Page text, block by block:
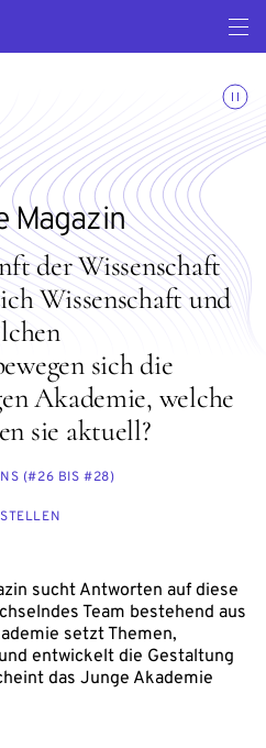
Menü
Magazin
der Wissenschaft
Wissenschaft und
sich die
Akademie, welche
sie aktuell?
(#26 BIS #28)
sucht Antworten auf diese
Team bestehend aus
setzt Themen,
entwickelt die Gestaltung
das Junge Akademie